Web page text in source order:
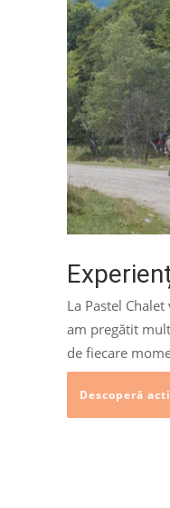
La Pastel
am pregătit
de fiecare
Descoperă